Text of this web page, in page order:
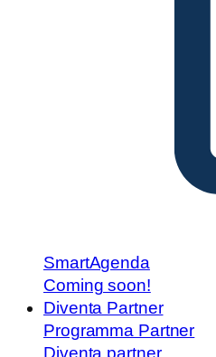
SmartAgenda
Coming soon!
Diventa Partner
Programma Partner
Diventa partner